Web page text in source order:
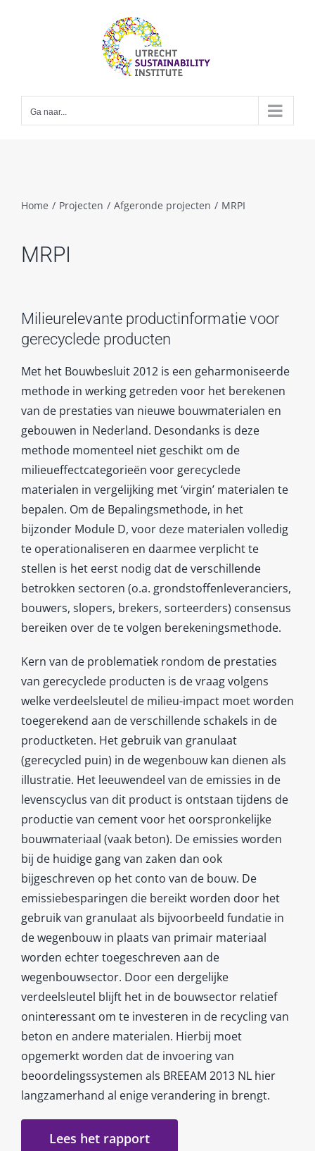
Ga naar...
Home / Projecten / Afgeronde projecten / MRPI
MRPI
Milieurelevante productinformatie voor
gerecyclede producten
Met het Bouwbesluit 2012 is een geharmoniseerde
methode in werking getreden voor het berekenen
van de prestaties van nieuwe bouwmaterialen en
gebouwen in Nederland. Desondanks is deze
methode momenteel niet geschikt om de
milieueffectcategorieën voor gerecyclede
materialen in vergelijking met ‘virgin’ materialen te
bepalen. Om de Bepalingsmethode, in het
bijzonder Module D, voor deze materialen volledig
te operationaliseren en daarmee verplicht te
stellen is het eerst nodig dat de verschillende
betrokken sectoren (o.a. grondstoffenleveranciers,
bouwers, slopers, brekers, sorteerders) consensus
bereiken over de te volgen berekeningsmethode.
Kern van de problematiek rondom de prestaties
van gerecyclede producten is de vraag volgens
welke verdeelsleutel de milieu-impact moet worden
toegerekend aan de verschillende schakels in de
productketen. Het gebruik van granulaat
(gerecycled puin) in de wegenbouw kan dienen als
illustratie. Het leeuwendeel van de emissies in de
levenscyclus van dit product is ontstaan tijdens de
productie van cement voor het oorspronkelijke
bouwmateriaal (vaak beton). De emissies worden
bij de huidige gang van zaken dan ook
bijgeschreven op het conto van de bouw. De
emissiebesparingen die bereikt worden door het
gebruik van granulaat als bijvoorbeeld fundatie in
de wegenbouw in plaats van primair materiaal
worden echter toegeschreven aan de
wegenbouwsector. Door een dergelijke
verdeelsleutel blijft het in de bouwsector relatief
oninteressant om te investeren in de recycling van
beton en andere materialen. Hierbij moet
opgemerkt worden dat de invoering van
beoordelingssystemen als BREEAM 2013 NL hier
langzamerhand al enige verandering in brengt.
Lees het rapport